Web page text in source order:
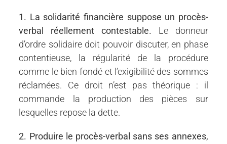
1. La solidarité financière suppose un procès-
verbal réellement contestable. Le donneur
d’ordre solidaire doit pouvoir discuter, en phase
contentieuse, la régularité de la procédure
comme le bien-fondé et l’exigibilité des sommes
réclamées. Ce droit n’est pas théorique : il
commande la production des pièces sur
lesquelles repose la dette.
2. Produire le procès-verbal sans ses annexes,